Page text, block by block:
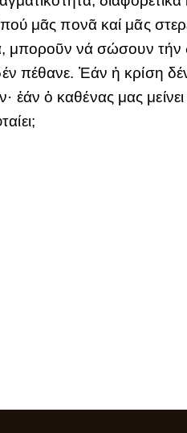
μᾶς πονᾶ καί μᾶς
μποροῦν νά σώσουν
πέθανε. Ἐάν ἡ κρίση
ἐάν ὁ καθένας μας